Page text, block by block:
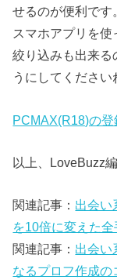
せるのが便利で
スマホアプリを
絞り込みも出来る
うにしてください
PCMAX(R18)の登
以上、LoveBuzz
関連記事： 出会い
を10倍に変えた全
関連記事： 出会い
なるプロフ作成の